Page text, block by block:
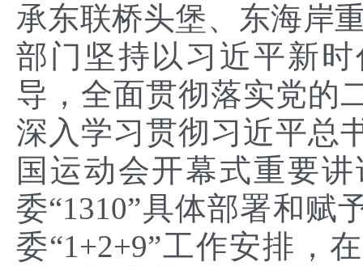
承东联桥头堡、东海岸
部门坚持以习近平新
导，全面贯彻落实党的
深入学习贯彻习近平总
国运动会开幕式重要
委“1310”具体部署和赋
委“1+2+9”工作安排，